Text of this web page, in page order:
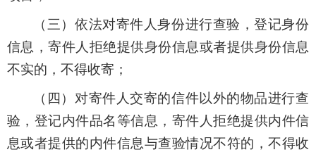
（三）依法对寄件人身份进行查验，登记身份
信息，寄件人拒绝提供身份信息或者提供身份信息
不实的，不得收寄；
（四）对寄件人交寄的信件以外的物品进行查
验，登记内件品名等信息，寄件人拒绝提供内件信
息或者提供的内件信息与查验情况不符的，不得收